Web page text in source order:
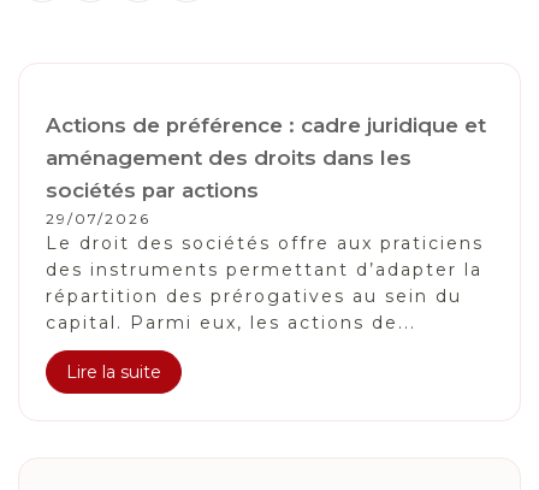
Actions de préférence : cadre juridique et
aménagement des droits dans les
sociétés par actions
29/07/2026
Le droit des sociétés offre aux praticiens
des instruments permettant d’adapter la
répartition des prérogatives au sein du
capital. Parmi eux, les actions de...
Lire la suite